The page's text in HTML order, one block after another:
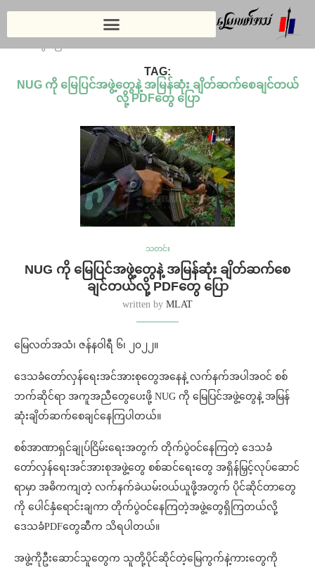
NUG ကို မြေပြင်အဖွဲ့တွေနဲ့ အမြန်ဆုံး ချိတ်ဆက်စေချင်တယ်လို့
TAG:
NUG ကို မြေပြင်အဖွဲ့တွေနဲ့ အမြန်ဆုံး ချိတ်ဆက်စေချင်တယ်
လို့ PDFတွေ ပြော
သတင်း
NUG ကို မြေပြင်အဖွဲ့တွေနဲ့ အမြန်ဆုံး ချိတ်ဆက်စေ
ချင်တယ်လို့ PDFတွေ ပြော
written by MLAT
မြေလတ်အသံ၊ ဇန်နဝါရီ ၆၊ ၂၀၂၂။
ဒေသခံတော်လှန်ရေးအင်အားစုတွေအနေနဲ့ လက်နက်အပါအဝင် စစ်
ဘက်ဆိုင်ရာ အကူအညီတွေပေးဖို့ NUG ကို မြေပြင်အဖွဲ့တွေနဲ့ အမြန်
ဆုံးချိတ်ဆက်စေချင်နေကြပါတယ်။
စစ်အာဏာရှင်ချုပ်ငြိမ်းရေးအတွက် တိုက်ပွဲဝင်နေကြတဲ့ ဒေသခံ
တော်လှန်ရေးအင်အားစုအဖွဲ့တွေ စစ်ဆင်ရေးတွေ အရှိန်မြှင့်လုပ်ဆောင်
ရာမှာ အဓိကကျတဲ့ လက်နက်ခဲယမ်းဝယ်ယူဖို့အတွက် ပိုင်ဆိုင်တာတွေ
ကို ပေါင်နှံရောင်းချကာ တိုက်ပွဲဝင်နေကြတဲ့အဖွဲ့တွေရှိကြတယ်လို့
ဒေသခံPDFတွေဆီက သိရပါတယ်။
အဖွဲ့ကိုဦးဆောင်သူတွေက သူတို့ပိုင်ဆိုင်တဲ့မြေကွက်နဲ့ကားတွေကို